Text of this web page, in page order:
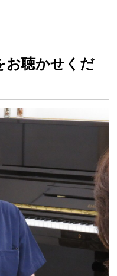
お聴かせくだ